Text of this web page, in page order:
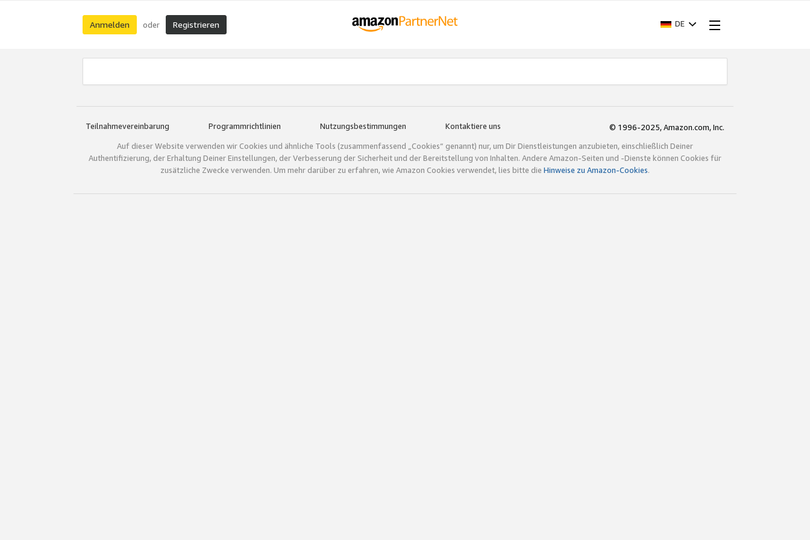
Anmelden oder Registrieren DE
Teilnahmevereinbarung Programmrichtlinien Nutzungsbestimmungen Kontaktiere uns
© 1996-2025, Amazon.com, Inc.
Auf dieser Website verwenden wir Cookies und ähnliche Tools (zusammenfassend „Cookies“ genannt) nur, um Dir Dienstleistungen anzubieten, einschließlich Deiner
Authentifizierung, der Erhaltung Deiner Einstellungen, der Verbesserung der Sicherheit und der Bereitstellung von Inhalten. Andere Amazon-Seiten und -Dienste können Cookies für
zusätzliche Zwecke verwenden. Um mehr darüber zu erfahren, wie Amazon Cookies verwendet, lies bitte die Hinweise zu Amazon-Cookies.